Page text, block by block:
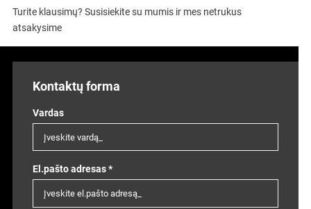
Turite klausimų? Susisiekite su mumis ir mes netrukus
atsakysime
Kontaktų forma
Vardas
El.pašto adresas *